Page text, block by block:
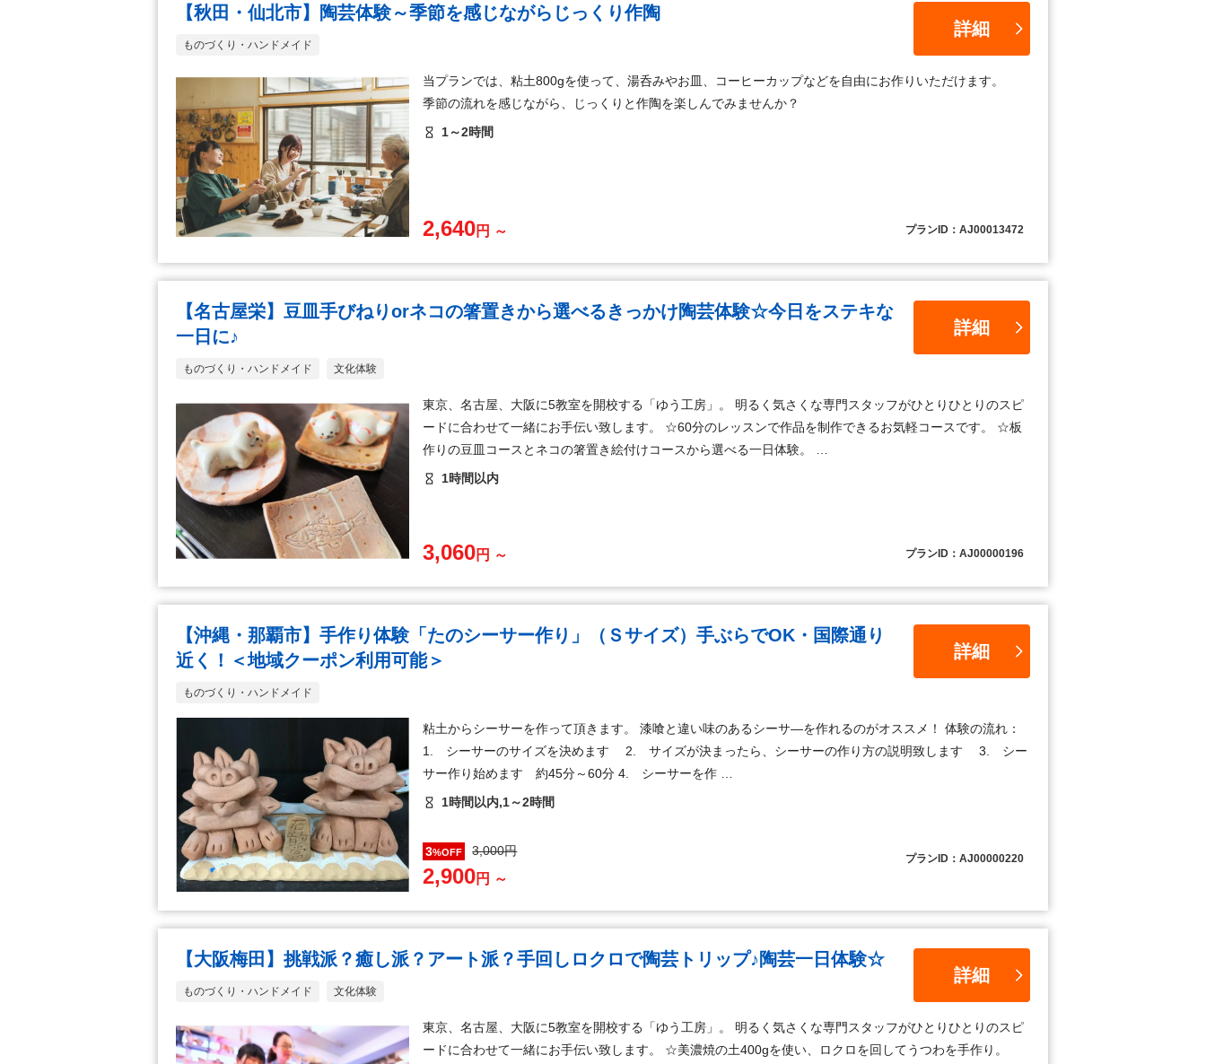
【秋田・仙北市】陶芸体験～季節を感じながらじっくり作陶
ものづくり・ハンドメイド
当プランでは、粘土800gを使って、湯呑みやお皿、コーヒーカップなどを自由にお作りいただけます。
季節の流れを感じながら、じっくりと作陶を楽しんでみませんか？
1～2時間
2,640円 ～ プランID：AJ00013472
詳細
【名古屋栄】豆皿手びねりorネコの箸置きから選べるきっかけ陶芸体験☆今日をステキな
一日に♪
ものづくり・ハンドメイド 文化体験
東京、名古屋、大阪に5教室を開校する「ゆう工房」。 明るく気さくな専門スタッフがひとりひとりのスピ
ードに合わせて一緒にお手伝い致します。 ☆60分のレッスンで作品を制作できるお気軽コースです。 ☆板
作りの豆皿コースとネコの箸置き絵付けコースから選べる一日体験。 …
1時間以内
3,060円 ～ プランID：AJ00000196
詳細
【沖縄・那覇市】手作り体験「たのシーサー作り」（Ｓサイズ）手ぶらでOK・国際通り
近く！＜地域クーポン利用可能＞
ものづくり・ハンドメイド
粘土からシーサーを作って頂きます。 漆喰と違い味のあるシーサ―を作れるのがオススメ！ 体験の流れ：
1. シーサーのサイズを決めます 2. サイズが決まったら、シーサーの作り方の説明致します 3. シー
サー作り始めます 約45分～60分 4. シーサーを作 …
1時間以内,1～2時間
3%OFF 3,000円
2,900円 ～
プランID：AJ00000220
詳細
【大阪梅田】挑戦派？癒し派？アート派？手回しロクロで陶芸トリップ♪陶芸一日体験☆
ものづくり・ハンドメイド 文化体験
東京、名古屋、大阪に5教室を開校する「ゆう工房」。 明るく気さくな専門スタッフがひとりひとりのスピ
ードに合わせて一緒にお手伝い致します。 ☆美濃焼の土400gを使い、ロクロを回してうつわを手作り。
詳細